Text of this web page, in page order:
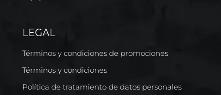
LEGAL
Términos y condiciones de promociones
Términos y condiciones
Política de tratamiento de datos personales